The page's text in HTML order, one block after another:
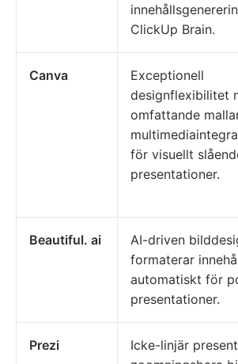
ClickUp Brain.
Canva
Exceptionell
designflexibilitet
omfattande
för visuellt
presentationer.
Beautiful. ai
AI-driven
formaterar
automatiskt för
presentationer.
Prezi
Icke-linjär